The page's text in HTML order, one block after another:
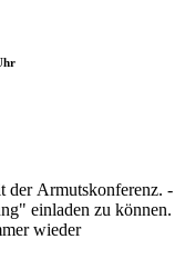
der Armutskonferenz. -
einladen zu können.
wieder